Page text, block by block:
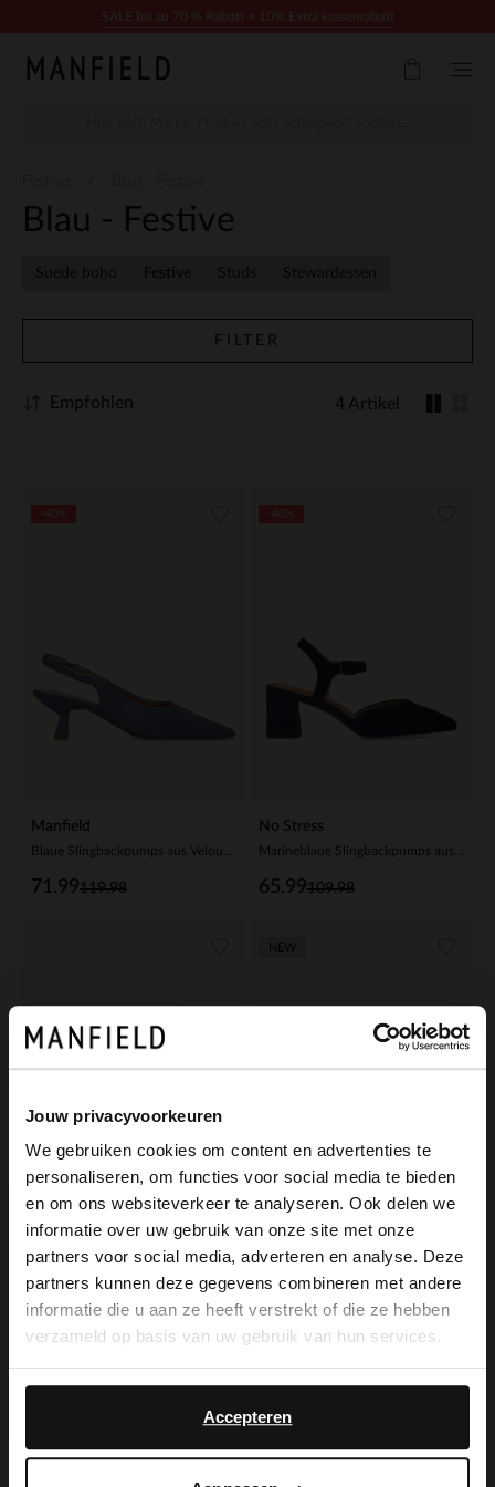
Jouw privacyvoorkeuren
We gebruiken cookies om content en advertenties te
personaliseren, om functies voor social media te bieden
en om ons websiteverkeer te analyseren. Ook delen we
informatie over uw gebruik van onze site met onze
partners voor social media, adverteren en analyse. Deze
partners kunnen deze gegevens combineren met andere
informatie die u aan ze heeft verstrekt of die ze hebben
verzameld op basis van uw gebruik van hun services.
Accepteren
Blau - Festive
Suede boho Festive Studs Stewardessen
FILTER
4 Artikel
Empfohlen
Manfield
119.98
71.99
No Stress
109.98
65.99
No Stress
Blaue Slingbackpumps aus Lackleder
109.99
Manfield
Blaue Sandaletten aus Lackleder
129.99
×
View this website in English?
It looks like your language isn't Dutch. Would
you like to switch to English?
English